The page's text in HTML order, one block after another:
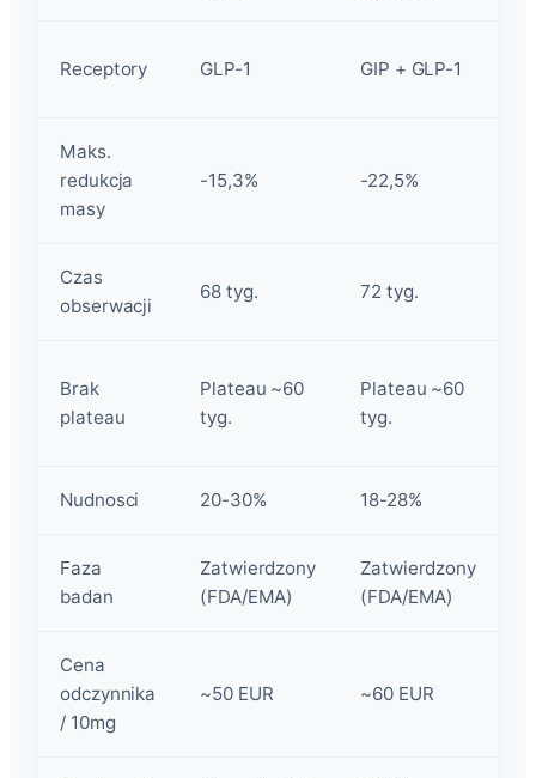
Receptory GLP-1 GIP + GLP-1
Maks.
redukcja
masy
-15,3% -22,5%
Czas
obserwacji
68 tyg. 72 tyg.
Brak
plateau
Plateau ~60
tyg.
Plateau ~60
tyg.
Nudnosci 20-30% 18-28%
Faza
badan
Zatwierdzony
(FDA/EMA)
Zatwierdzony
(FDA/EMA)
Cena
odczynnika
/ 10mg
~50 EUR ~60 EUR